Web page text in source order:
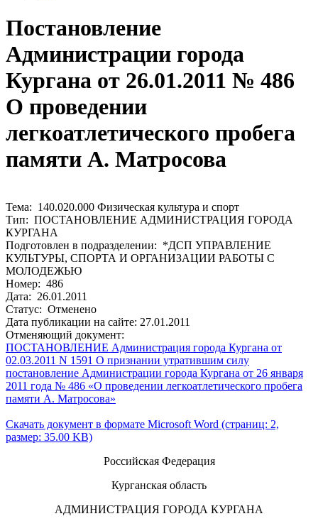
Постановление
Администрации города
Кургана от 26.01.2011 № 486
О проведении
легкоатлетического пробега
памяти А. Матросова
Тема: 140.020.000 Физическая культура и спорт
Тип: ПОСТАНОВЛЕНИЕ АДМИНИСТРАЦИЯ ГОРОДА
КУРГАНА
Подготовлен в подразделении: *ДСП УПРАВЛЕНИЕ
КУЛЬТУРЫ, СПОРТА И ОРГАНИЗАЦИИ РАБОТЫ С
МОЛОДЕЖЬЮ
Номер: 486
Дата: 26.01.2011
Статус: Отменено
Дата публикации на сайте: 27.01.2011
Отменяющий документ:
ПОСТАНОВЛЕНИЕ Администрация города Кургана от
02.03.2011 N 1591 О признании утратившим силу
постановление Администрации города Кургана от 26 января
2011 года № 486 «О проведении легкоатлетического пробега
памяти А. Матросова»
Скачать документ в формате Microsoft Word (страниц: 2,
размер: 35.00 KB)
Российская Федерация
Курганская область
АДМИНИСТРАЦИЯ ГОРОДА КУРГАНА